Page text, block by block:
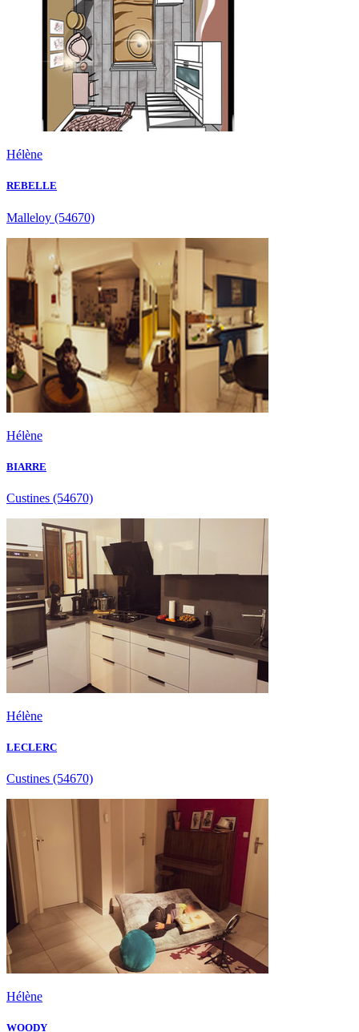
Hélène
REBELLE
Malleloy (54670)
Hélène
BIARRE
Custines (54670)
Hélène
LECLERC
Custines (54670)
Hélène
WOODY